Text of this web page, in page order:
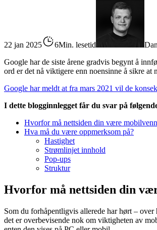
22 jan 2025 6Min. lesetid
Google har de siste årene gradvis begynt å
ord er det nå viktigere enn noensinne å sikre
Google har meldt at fra mars 2021 vil de
I dette blogginnlegget får du svar på
Hvorfor må nettsiden din være
Hva må du være oppmerksom på?
Hastighet
Strømlinjet innhold
Pop-ups
Struktur
Hvorfor må nettsiden din
Som du forhåpentligvis allerede har hørt –
det er overbevisende nok om viktigheten av